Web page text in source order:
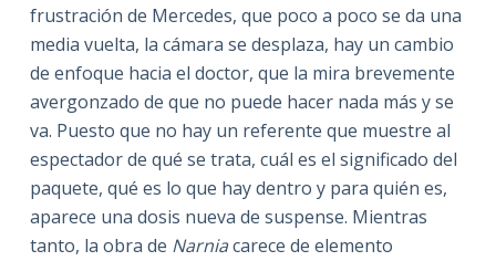
frustración de Mercedes, que poco a poco se da una
media vuelta, la cámara se desplaza, hay un cambio
de enfoque hacia el doctor, que la mira brevemente
avergonzado de que no puede hacer nada más y se
va. Puesto que no hay un referente que muestre al
espectador de qué se trata, cuál es el significado del
paquete, qué es lo que hay dentro y para quién es,
aparece una dosis nueva de suspense. Mientras
tanto, la obra de Narniacarece de elemento